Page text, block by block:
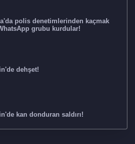
polis denetimlerinden kaçmak
grubu kurdular!
dehşet!
kan donduran saldırı!